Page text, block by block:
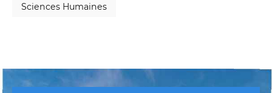
Sciences Humaines